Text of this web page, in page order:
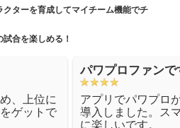
クターを育成してマイチーム機能でチ
合を楽しめる！
、上位に
ゲットで
パワプロファンで
アプリでパワプロ
導入しました。ス
に楽しいです。